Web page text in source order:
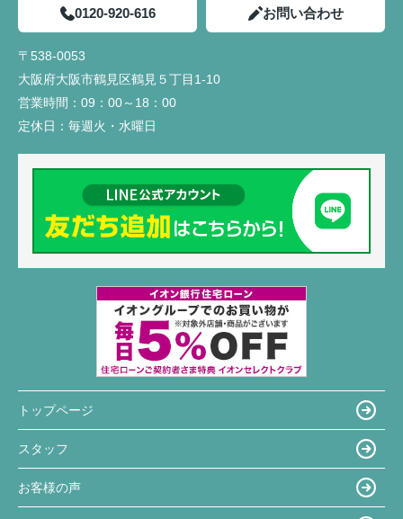
0120-920-616 お問い合わせ
〒538-0053
大阪府大阪市鶴見区鶴見５丁目1-10
営業時間： 09：00～18：00
定休日： 毎週火・水曜日
トップページ
スタッフ
お客様の声